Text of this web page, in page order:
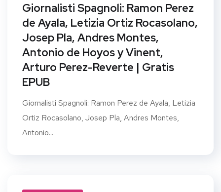
Giornalisti Spagnoli: Ramon Perez
de Ayala, Letizia Ortiz Rocasolano,
Josep Pla, Andres Montes,
Antonio de Hoyos y Vinent,
Arturo Perez-Reverte | Gratis
EPUB
Giornalisti Spagnoli: Ramon Perez de Ayala, Letizia
Ortiz Rocasolano, Josep Pla, Andres Montes,
Antonio...